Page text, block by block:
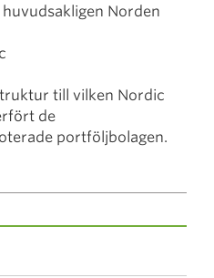
huvudsakligen Norden
till vilken Nordic
de
portföljbolagen.